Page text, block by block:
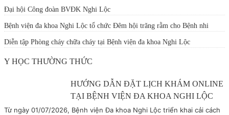
Đại hội Công đoàn BVĐK Nghi Lộc
Bệnh viện đa khoa Nghi Lộc tổ chức Đêm hội trăng rằm cho Bệnh nhi
Diễn tập Phòng cháy chữa cháy tại Bệnh viện đa khoa Nghi Lộc
Y HỌC THƯỜNG THỨC
HƯỚNG DẪN ĐẶT LỊCH KHÁM ONLINE
TẠI BỆNH VIỆN ĐA KHOA NGHI LỘC
Từ ngày 01/07/2026, Bệnh viện Đa khoa Nghi Lộc triển khai cải cách